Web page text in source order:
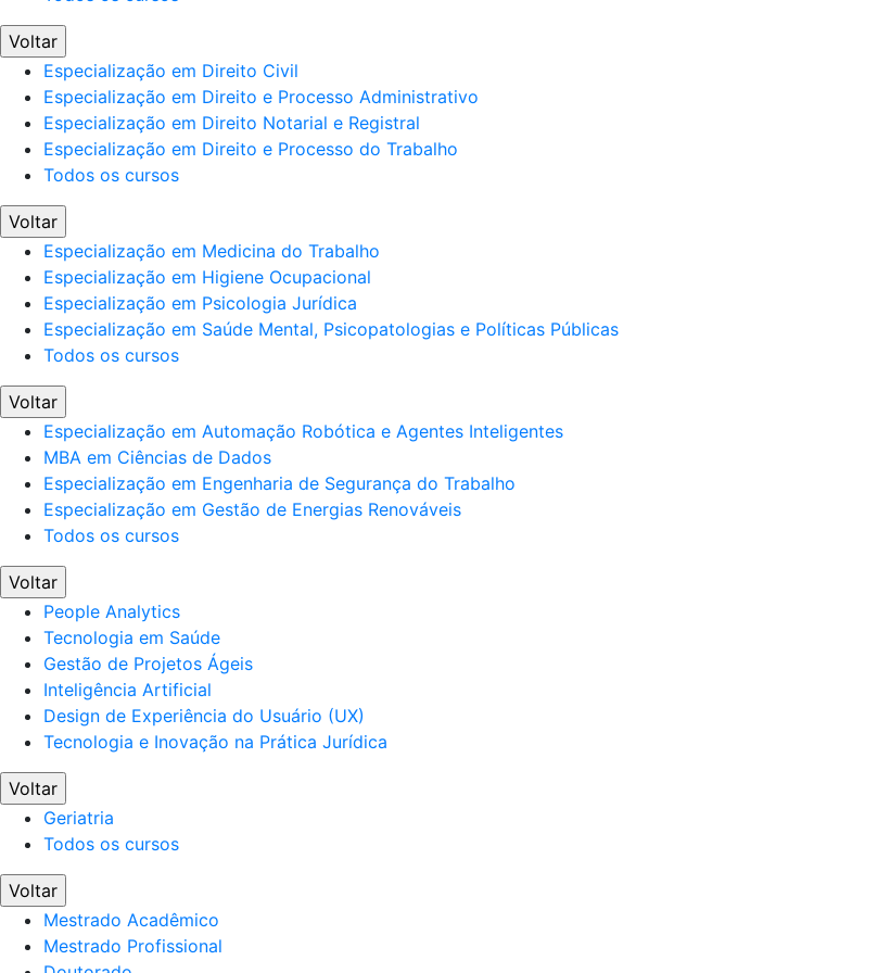
Voltar
Especialização em Direito Civil
Especialização em Direito e Processo Administrativo
Especialização em Direito Notarial e Registral
Especialização em Direito e Processo do Trabalho
Todos os cursos
Voltar
Especialização em Medicina do Trabalho
Especialização em Higiene Ocupacional
Especialização em Psicologia Jurídica
Especialização em Saúde Mental, Psicopatologias e Políticas Públicas
Todos os cursos
Voltar
Especialização em Automação Robótica e Agentes Inteligentes
MBA em Ciências de Dados
Especialização em Engenharia de Segurança do Trabalho
Especialização em Gestão de Energias Renováveis
Todos os cursos
Voltar
People Analytics
Tecnologia em Saúde
Gestão de Projetos Ágeis
Inteligência Artificial
Design de Experiência do Usuário (UX)
Tecnologia e Inovação na Prática Jurídica
Voltar
Geriatria
Todos os cursos
Voltar
Mestrado Acadêmico
Mestrado Profissional